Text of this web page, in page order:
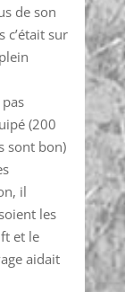
de son
c’était sur
(200
sont bon)
il
les
et le
aidait